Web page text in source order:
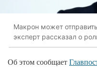
Макрон может
эксперт рассказал о
Об этом сообщает